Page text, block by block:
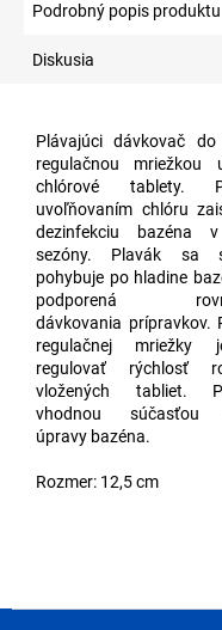
Podrobný popis produktu
Diskusia
Plávajúci dávkovač
regulačnou mriežkou
chlórové tablety.
uvoľňovaním chlóru
dezinfekciu bazéna
sezóny. Plavák sa
pohybuje po hladine
podporená
dávkovania prípravkov.
regulačnej mriežky
regulovať rýchlosť
vložených tabliet.
vhodnou súčasťou
úpravy bazéna.
Rozmer: 12,5 cm